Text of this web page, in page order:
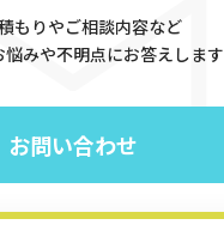
もりやご相談内容など
悩みや不明点にお答えします
お問い合わせ